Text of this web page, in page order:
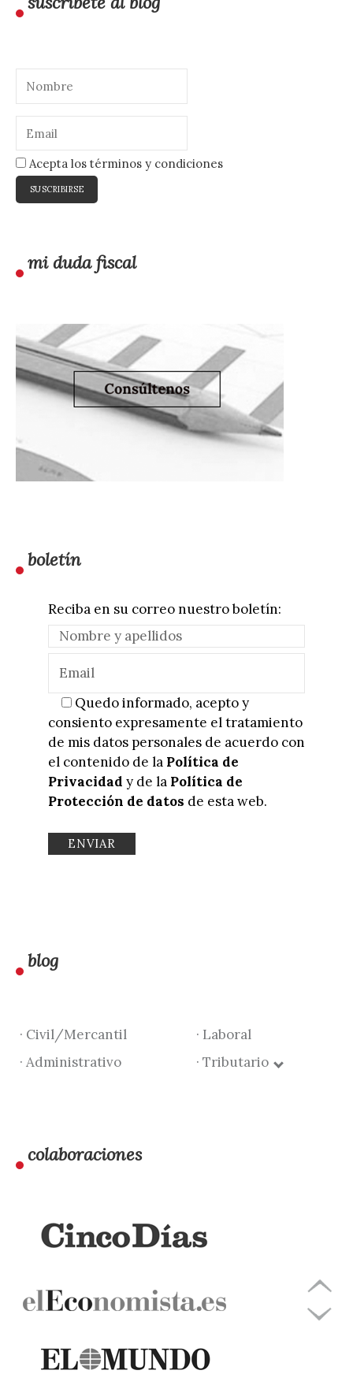
Acepta los términos y condiciones
mi duda fiscal
boletín
Reciba en su correo nuestro boletín:
Quedo informado, acepto y
consiento expresamente el tratamiento
de mis datos personales de acuerdo con
el contenido de la Política de
Privacidad y de la Política de
Protección de datos de esta web.
blog
· Civil/Mercantil
· Laboral
· Administrativo
· Tributario
colaboraciones